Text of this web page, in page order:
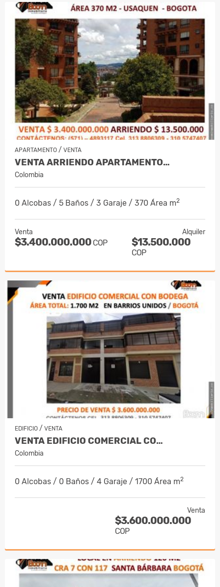
APARTAMENTO / VENTA
VENTA ARRIENDO APARTAMENTO…
Colombia
0 Alcobas / 5 Baños / 3 Garaje / 370 Área m2
Venta
$3.400.000.000 COP
Alquiler
$13.500.000
COP
EDIFICIO / VENTA
VENTA EDIFICIO COMERCIAL CO…
Colombia
0 Alcobas / 0 Baños / 4 Garaje / 1700 Área m2
Venta
$3.600.000.000
COP